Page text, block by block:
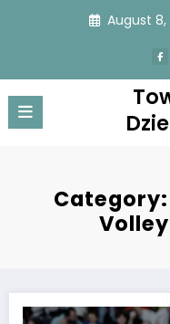
August 8,
Najlepszy na świecie